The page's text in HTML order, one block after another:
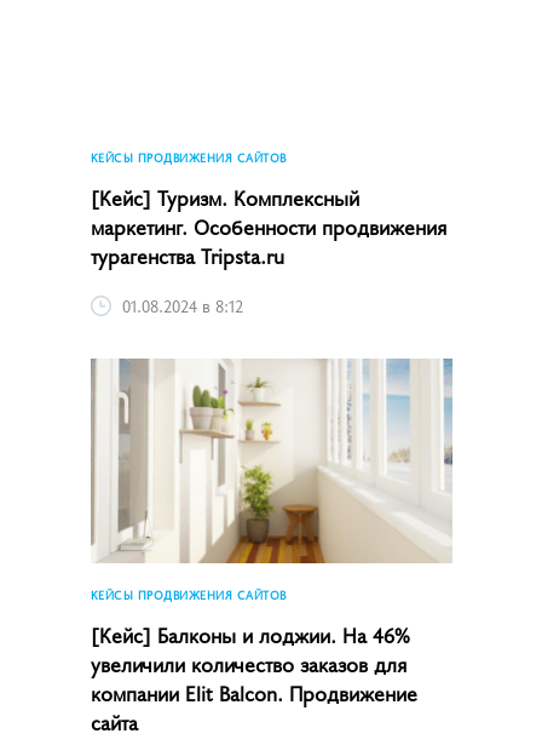
КЕЙСЫ ПРОДВИЖЕНИЯ САЙТОВ
[Кейс] Туризм. Комплексный
маркетинг. Особенности продвижения
турагенства Tripsta.ru
01.08.2024 в 8:12
КЕЙСЫ ПРОДВИЖЕНИЯ САЙТОВ
[Кейс] Балконы и лоджии. На 46%
увеличили количество заказов для
компании Elit Balcon. Продвижение
сайта